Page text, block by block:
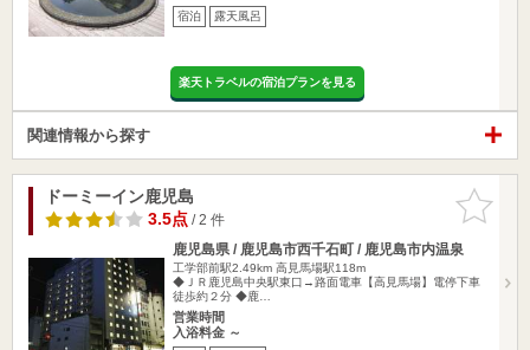
宿泊 露天風呂
楽天トラベルの宿泊プランを見る
関連情報から探す
お気に入
りに追加
ドーミーイン鹿児島
3.5点/ 2 件
鹿児島県 / 鹿児島市西千石町 / 鹿児島市内温泉
工学部前駅2.49km 高見馬場駅118m
◆ＪＲ鹿児島中央駅東口→路面電車【高見馬場】電停下車
徒歩約２分 ◆鹿…
営業時間
入浴料金 ～